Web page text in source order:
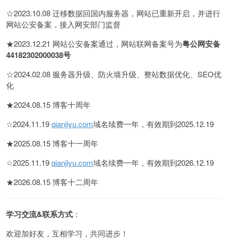
☆2023.10.08 迁移数据回国内服务器，网站已重新开启，并进行
网站公安备案，接入网安部门监督
★2023.12.21 网站公安备案通过，网站联网备案号为粤公网安备
44182302000038号
☆2024.02.08 服务器升级、防火墙升级、整站数据优化、SEO优
化
★2024.08.15 博客十周年
☆2024.11.19qianjiyu.com域名续费一年，有效期到2025.12.19
★2025.08.15 博客十一周年
☆2025.11.19qianjiyu.com域名续费一年，有效期到2026.12.19
★2026.08.15 博客十二周年
学习交流&联系方式 ：
欢迎加好友，互相学习，共同进步！